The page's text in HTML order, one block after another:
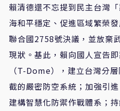
賴清德還不忘提到民主台灣
海和平穩定、促進區域繁榮
聯合國2758號決議，並放棄
現狀。基此，賴向國人宣告
（T-Dome），建立台灣分
截的嚴密防空系統；加強引
建構智慧化防禦作戰體系；